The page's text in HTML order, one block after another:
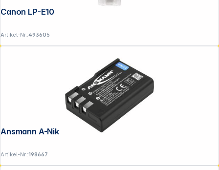
Canon LP-E10
Artikel-Nr.:493605
Ansmann A-Nik EN-EL9
Artikel-Nr.:198667